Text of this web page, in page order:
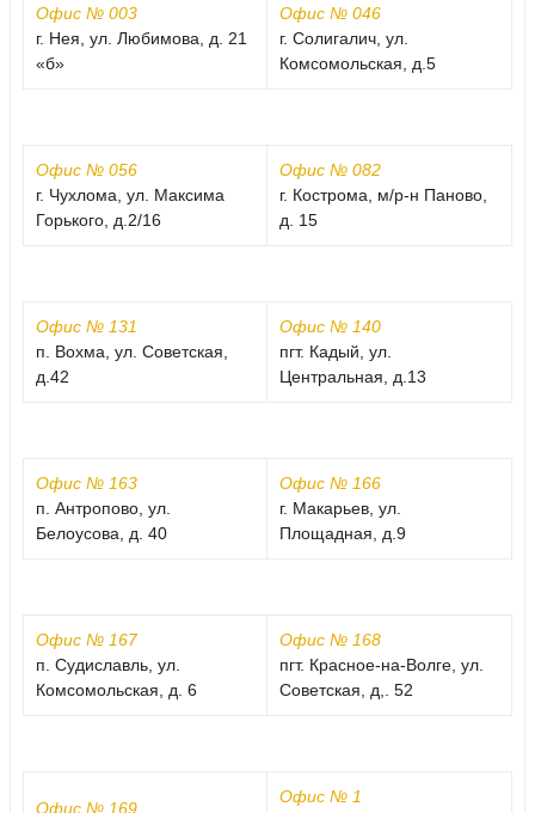
Офис № 003
г. Нея, ул. Любимова, д. 21
«б»
Офис № 046
г. Солигалич, ул.
Комсомольская, д.5
Офис № 056
г. Чухлома, ул. Максима
Горького, д.2/16
Офис № 082
г. Кострома, м/р-н Паново,
д. 15
Офис № 131
п. Вохма, ул. Советская,
д.42
Офис № 140
пгт. Кадый, ул.
Центральная, д.13
Офис № 163
п. Антропово, ул.
Белоусова, д. 40
Офис № 166
г. Макарьев, ул.
Площадная, д.9
Офис № 167
п. Судиславль, ул.
Комсомольская, д. 6
Офис № 168
пгт. Красное-на-Волге, ул.
Советская, д,. 52
Офис № 169
Офис № 1